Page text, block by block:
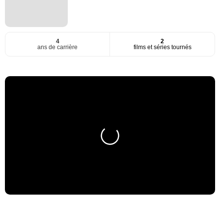
4
ans de carrière
2
films et séries tournés